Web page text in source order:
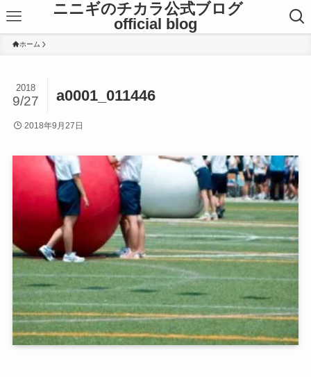
ニニギのチカラ公式ブログ
official blog
ホーム
a0001_011446
2018
9/27
2018年9月27日